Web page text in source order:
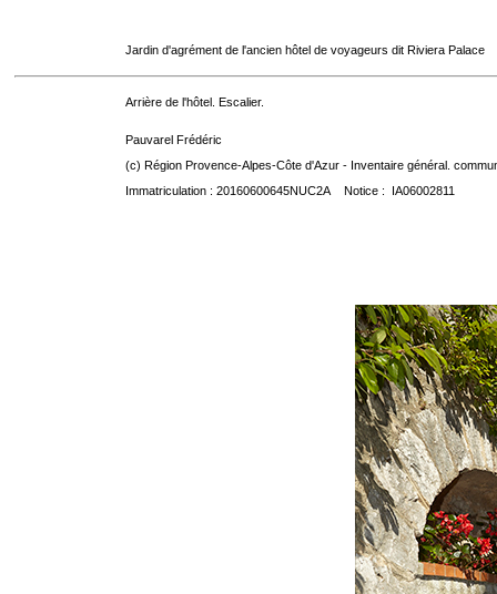
Jardin d'agrément de l'ancien hôtel de voyageurs dit Riviera Palace
Arrière de l'hôtel. Escalier.
Pauvarel Frédéric
(c) Région Provence-Alpes-Côte d'Azur - Inventaire général.
Immatriculation : 20160600645NUC2A Notice : IA06002811